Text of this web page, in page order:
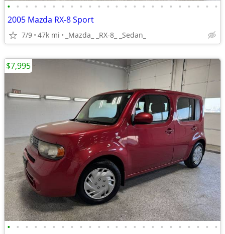
• • • • • • • • • • • • • • • • • • • • • • • •
2005 Mazda RX-8 Sport
7/9 47k mi _Mazda_ _RX-8_ _Sedan_
• • • • • • • • • • • • • • • • • • • • • • • •
$7,995